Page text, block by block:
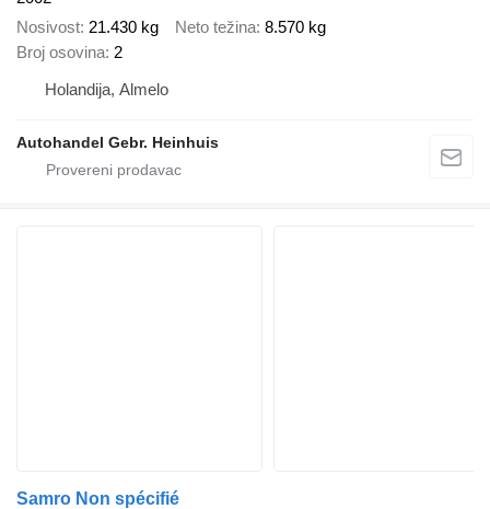
Nosivost 21.430 kg Neto težina 8.570 kg
Broj osovina 2
Holandija, Almelo
Autohandel Gebr. Heinhuis
Samro Non spécifié